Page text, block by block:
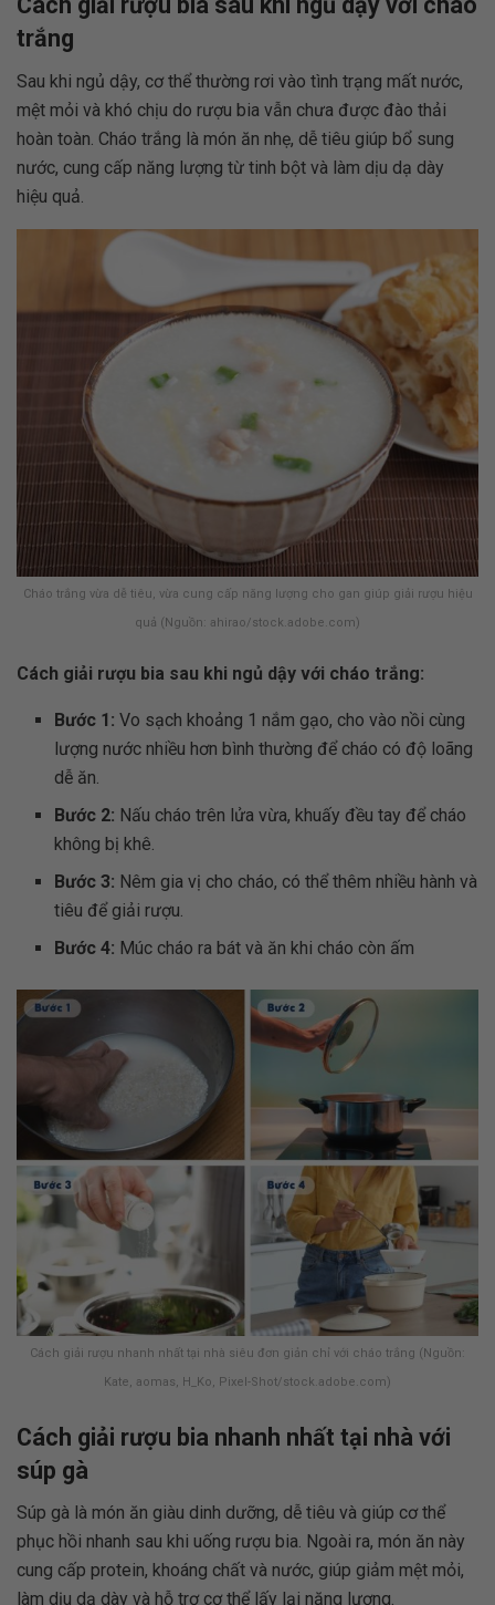
trắng
Sau khi ngủ dậy, cơ thể thường rơi vào tình trạng mất nước,
mệt mỏi và khó chịu do rượu bia vẫn chưa được đào thải
hoàn toàn. Cháo trắng là món ăn nhẹ, dễ tiêu giúp bổ sung
nước, cung cấp năng lượng từ tinh bột và làm dịu dạ dày
hiệu quả.
Cháo trắng vừa dễ tiêu, vừa cung cấp năng lượng cho gan giúp giải rượu hiệu
quả (Nguồn: ahirao/stock.adobe.com)
Cách giải rượu bia sau khi ngủ dậy với cháo trắng:
Bước 1:Vo sạch khoảng 1 nắm gạo, cho vào nồi cùng
lượng nước nhiều hơn bình thường để cháo có độ loãng
dễ ăn.
Bước 2: Nấu cháo trên lửa vừa, khuấy đều tay để cháo
không bị khê.
Bước 3: Nêm gia vị cho cháo, có thể thêm nhiều hành và
tiêu để giải rượu.
Bước 4: Múc cháo ra bát và ăn khi cháo còn ấm
Cách giải rượu nhanh nhất tại nhà siêu đơn giản chỉ với cháo trắng (Nguồn:
Kate, aomas, H_Ko, Pixel-Shot/stock.adobe.com)
Cách giải rượu bia nhanh nhất tại nhà với
súp gà
Súp gà là món ăn giàu dinh dưỡng, dễ tiêu và giúp cơ thể
phục hồi nhanh sau khi uống rượu bia. Ngoài ra, món ăn này
cung cấp protein, khoáng chất và nước, giúp giảm mệt mỏi,
làm dịu dạ dày và hỗ trợ cơ thể lấy lại năng lượng.